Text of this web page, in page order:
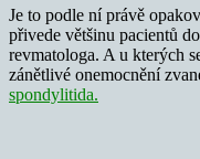
Je to podle ní právě
přivede většinu pacientů
revmatologa. A u kterých
zánětlivé onemocnění
spondylitida.